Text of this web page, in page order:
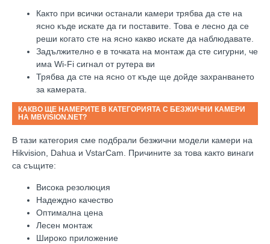
Както при всички останали камери трябва да сте на
ясно къде искате да ги поставите. Това е лесно да се
реши когато сте на ясно какво искате да наблюдавате.
Задължително е в точката на монтаж да сте сигурни, че
има Wi-Fi сигнал от рутера ви
Трябва да сте на ясно от къде ще дойде захранването
за камерата.
КАКВО ЩЕ НАМЕРИТЕ В КАТЕГОРИЯТА С БЕЗЖИЧНИ КАМЕРИ
НА MBVISION.NET?
В тази категория сме подбрали безжични модели камери на
Hikvision, Dahua и VstarCam. Причините за това както винаги
са същите:
Висока резолюция
Надеждно качество
Оптимална цена
Лесен монтаж
Широко приложение